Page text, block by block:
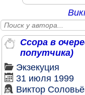
Ссора в
попутчика)
Экзекуция
31 июля 1999
Виктор